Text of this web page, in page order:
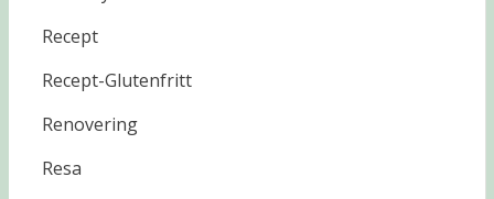
Recept
Recept-Glutenfritt
Renovering
Resa